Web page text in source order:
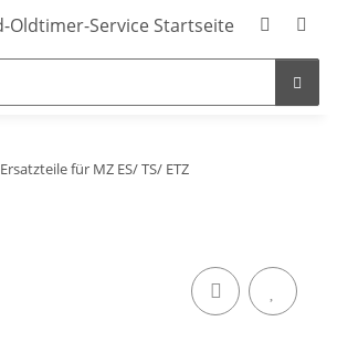
Ersatzteile für MZ ES/ TS/ ETZ